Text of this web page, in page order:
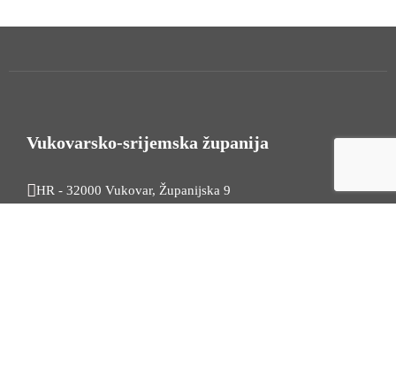
Vukovarsko-srijemska županija
HR - 32000 Vukovar, Županijska 9